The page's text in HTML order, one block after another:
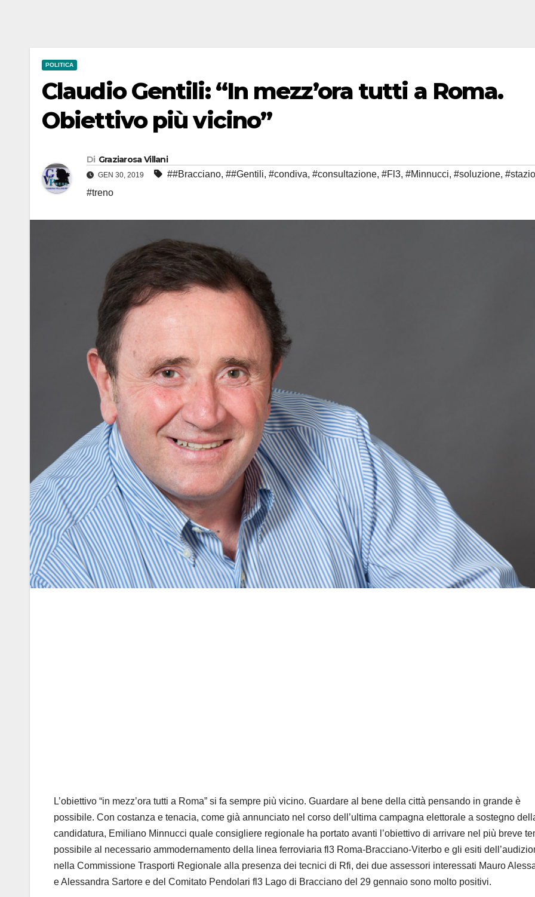
POLITICA
Claudio Gentili: “In mezz’ora tutti a Roma.
Obiettivo più vicino”
Di Graziarosa Villani
GEN 30, 2019 ##Bracciano, ##Gentili, #condiva, #consultazione, #Fl3, #Minnucci, #soluzione,
#treno
L’obiettivo “in mezz’ora tutti a Roma” si fa sempre più vicino. Guardare al bene della città pensando in grande è
possibile. Con costanza e tenacia, come già annunciato nel corso dell’ultima campagna elettorale a sostegno
candidatura, Emiliano Minnucci quale consigliere regionale ha portato avanti l’obiettivo di arrivare nel più breve
possibile al necessario ammodernamento della linea ferroviaria fl3 Roma-Bracciano-Viterbo e gli esiti
nella Commissione Trasporti Regionale alla presenza dei tecnici di Rfi, dei due assessori interessati Mauro
e Alessandra Sartore e del Comitato Pendolari fl3 Lago di Bracciano del 29 gennaio sono molto positivi.